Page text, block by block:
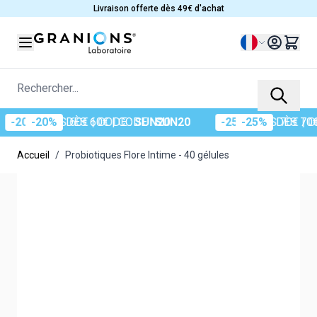
Livraison offerte dès 49€ d'achat
Langue
Rechercher...
60€| CODE :SUN20 -25% DÈS 70€| CODE :
Accueil / Probiotiques Flore Intime - 40 gélules